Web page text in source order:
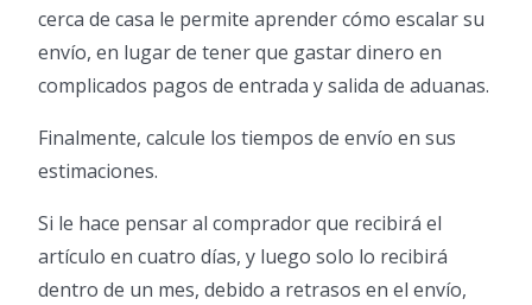
cerca de casa le permite aprender cómo escalar su
envío, en lugar de tener que gastar dinero en
complicados pagos de entrada y salida de aduanas.
Finalmente, calcule los tiempos de envío en sus
estimaciones.
Si le hace pensar al comprador que recibirá el
artículo en cuatro días, y luego solo lo recibirá
dentro de un mes, debido a retrasos en el envío,